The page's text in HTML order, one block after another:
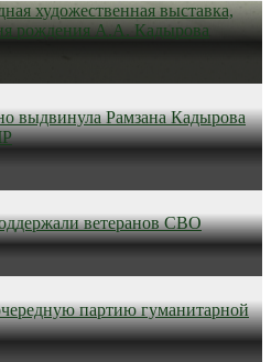
художественная выставка,
рождения А.А. Кадырова
выдвинула Рамзана Кадырова
ветеранов СВО
партию гуманитарной